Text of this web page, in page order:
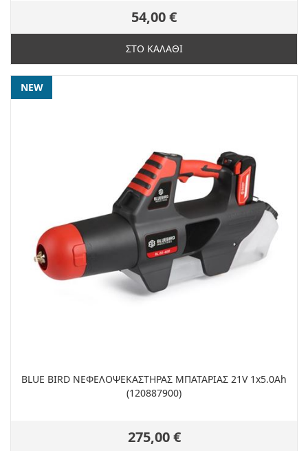
54,00 €
ΣΤΟ ΚΑΛΑΘΙ
NEW
BLUE BIRD ΝΕΦΕΛΟΨΕΚΑΣΤΗΡΑΣ ΜΠΑΤΑΡΙΑΣ 21V 1x5.0Ah
(120887900)
275,00 €